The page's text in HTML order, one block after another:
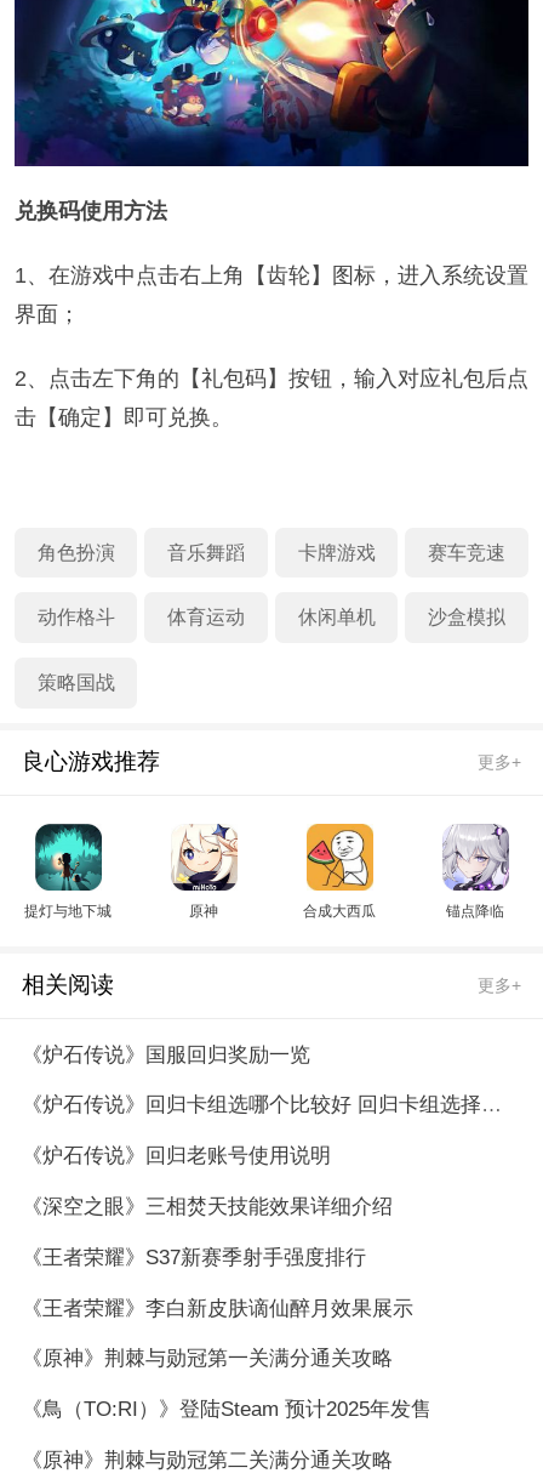
兑换码使用方法
1、在游戏中点击右上角【齿轮】图标，进入系统设置
界面；
2、点击左下角的【礼包码】按钮，输入对应礼包后点
击【确定】即可兑换。
角色扮演 音乐舞蹈 卡牌游戏 赛车竞速
动作格斗 体育运动 休闲单机 沙盒模拟
策略国战
良心游戏推荐 更多+
提灯与地下城 原神 合成大西瓜 锚点降临
相关阅读 更多+
《炉石传说》国服回归奖励一览
《炉石传说》回归卡组选哪个比较好 回归卡组选择推荐
《炉石传说》回归老账号使用说明
《深空之眼》三相焚天技能效果详细介绍
《王者荣耀》S37新赛季射手强度排行
《王者荣耀》李白新皮肤谪仙醉月效果展示
《原神》荆棘与勋冠第一关满分通关攻略
《鳥（TO:RI）》登陆Steam 预计2025年发售
《原神》荆棘与勋冠第二关满分通关攻略